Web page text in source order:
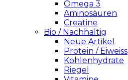
Omega 3
Aminosäuren
Creatine
Bio / Nachhaltig
Neue Artikel
Protein / Eiweiss
Kohlenhydrate
Riegel